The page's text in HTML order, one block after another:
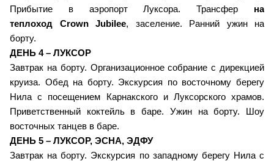
Прибытие в аэропорт Луксора. Трансфер на
теплоход
Crown Jubilee, заселение. Ранний ужин на
борту.
ДЕНЬ 4 – ЛУКСОР
Завтрак на борту. Организационное собрание с дирекцией
круиза. Обед на борту. Экскурсия по восточному берегу
Нила с посещением Карнакского и Луксорского храмов.
Приветственный коктейль в баре. Ужин на борту. Шоу
восточных танцев в баре.
ДЕНЬ 5 – ЛУКСОР, ЭСНА, ЭДФУ
Завтрак на борту. Экскурсия по западному берегу Нила с